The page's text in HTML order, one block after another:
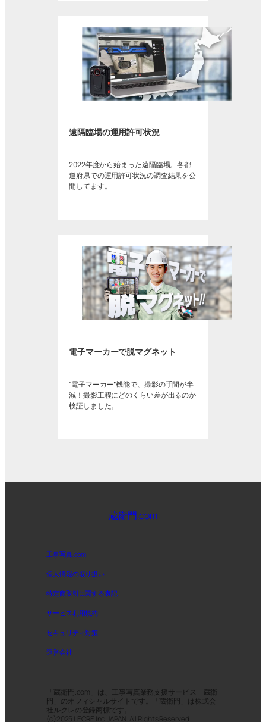
遠隔臨場の運用許可状況
2022年度から始まった遠隔臨場。各都
道府県での運用許可状況の調査結果を公
開してます。
電子マーカーで脱マグネット
“電子マーカー”機能で、撮影の手間が半
減！撮影工程にどのくらい差が出るのか
検証しました。
蔵衛門.com
工事写真.com
個人情報の取り扱い
特定商取引に関する表記
サービス利用規約
セキュリティ対策
運営会社
「蔵衛門.com」は、工事写真業務支援サービス「蔵衛
門」のオフィシャルサイトです。「蔵衛門」は株式会
社ルクレの登録商標です。
(c)2025 LECRE Inc.JAPAN. All Rights Reserved.